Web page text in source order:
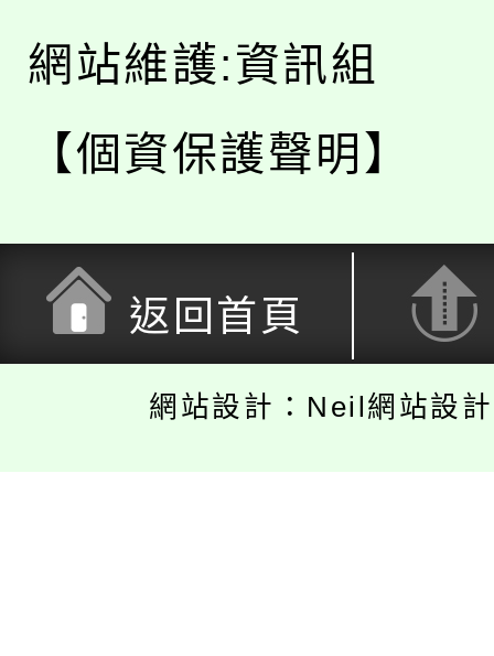
網站維護:資訊組
【個資保護聲明】
返回首頁
網站設計：Neil網站設